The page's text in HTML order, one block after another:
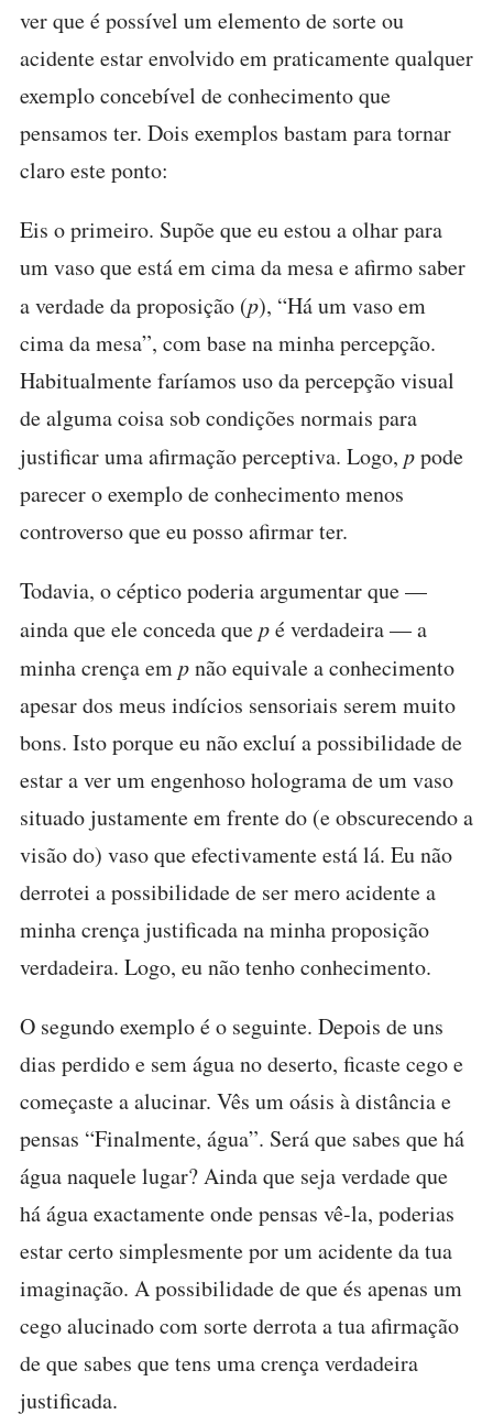
ver que é possível um elemento de sorte ou
acidente estar envolvido em praticamente qualquer
exemplo concebível de conhecimento que
pensamos ter. Dois exemplos bastam para tornar
claro este ponto:
Eis o primeiro. Supõe que eu estou a olhar para
um vaso que está em cima da mesa e afirmo saber
a verdade da proposição (p), “Há um vaso em
cima da mesa”, com base na minha percepção.
Habitualmente faríamos uso da percepção visual
de alguma coisa sob condições normais para
justificar uma afirmação perceptiva. Logo, ppode
parecer o exemplo de conhecimento menos
controverso que eu posso afirmar ter.
Todavia, o céptico poderia argumentar que —
ainda que ele conceda quepé verdadeira — a
minha crença empnão equivale a conhecimento
apesar dos meus indícios sensoriais serem muito
bons. Isto porque eu não excluí a possibilidade de
estar a ver um engenhoso holograma de um vaso
situado justamente em frente do (e obscurecendo a
visão do) vaso que efectivamente está lá. Eu não
derrotei a possibilidade de ser mero acidente a
minha crença justificada na minha proposição
verdadeira. Logo, eu não tenho conhecimento.
O segundo exemplo é o seguinte. Depois de uns
dias perdido e sem água no deserto, ficaste cego e
começaste a alucinar. Vês um oásis à distância e
pensas “Finalmente, água”. Será que sabes que há
água naquele lugar? Ainda que seja verdade que
há água exactamente onde pensas vê-la, poderias
estar certo simplesmente por um acidente da tua
imaginação. A possibilidade de que és apenas um
cego alucinado com sorte derrota a tua afirmação
de que sabes que tens uma crença verdadeira
justificada.